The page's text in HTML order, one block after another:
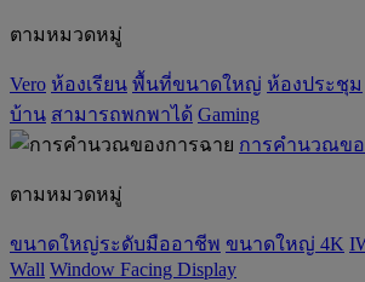
ตามหมวดหมู่
Vero ห้องเรียน พื้นที่ขนาดใหญ่ ห้องประชุม
บ้าน สามารถพกพาได้ Gaming
การคำนวณขอ
ตามหมวดหมู่
ขนาดใหญ่ระดับมืออาชีพ ขนาดใหญ่ 4K
Wall Window Facing Display